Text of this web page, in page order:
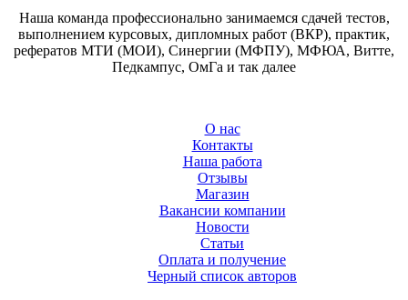
Наша команда профессионально занимаемся сдачей тестов,
выполнением курсовых, дипломных работ (ВКР), практик,
рефератов МТИ (МОИ), Синергии (МФПУ), МФЮА, Витте,
Педкампус, ОмГа и так далее
О нас
Контакты
Наша работа
Отзывы
Магазин
Вакансии компании
Новости
Статьи
Оплата и получение
Черный список авторов